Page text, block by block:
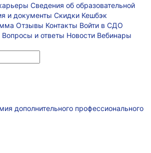
Сведения об образовательной
и документы Скидки Кешбэк
Отзывы Контакты Войти в СДО
Вопросы и ответы Новости Вебинары
дополнительного профессионального